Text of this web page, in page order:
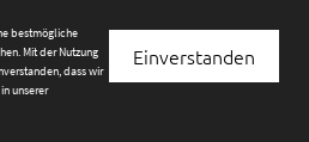
|Büro Hövelhof0 52 07.95 80
220|info@justus-immobilien.de
Einverstanden
bestmögliche
Mit der Nutzung
dass wir
unserer